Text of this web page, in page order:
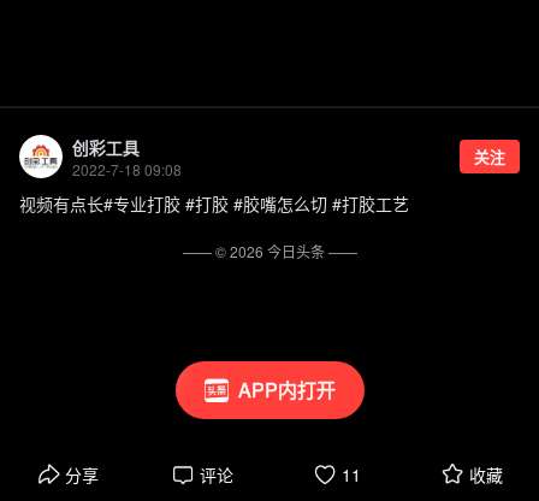
APP内打开
创彩工具
2022-7-18 09:08
关注
视频有点长#专业打胶 #打胶 #胶嘴怎么切 #打胶工艺
分享 评论 11 收藏
—— ©2026 今日头条——